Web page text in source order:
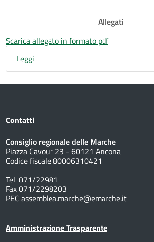
Allegati
Scarica allegato in formato pdf
Leggi
Contatti
Consiglio regionale delle Marche
Piazza Cavour 23 - 60121 Ancona
Codice fiscale 80006310421
Tel. 071/22981
Fax 071/2298203
PEC assemblea.marche@emarche.it
Amministrazione Trasparente